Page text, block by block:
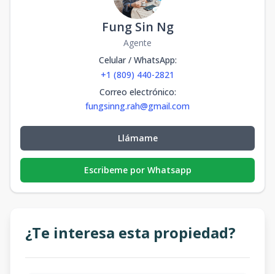
Fung Sin Ng
Agente
Celular / WhatsApp:
+1 (809) 440-2821
Correo electrónico:
fungsinng.rah@gmail.com
Llámame
Escribeme por Whatsapp
¿Te interesa esta propiedad?